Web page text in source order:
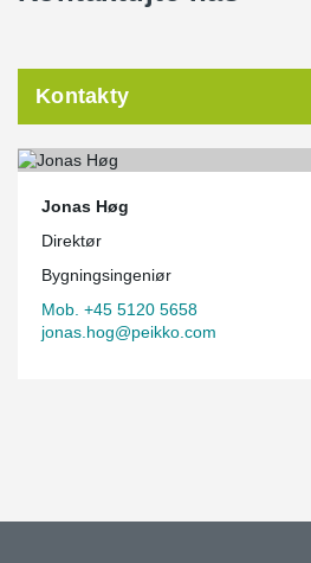
Kontakty
Jonas Høg
Direktør
Bygningsingeniør
Mob. +45 5120 5658
jonas.hog@peikko.com